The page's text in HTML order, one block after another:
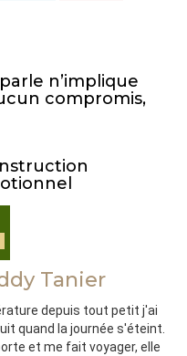
n’implique
compromis,
Tanier
depuis tout petit j'ai
quand la journée s'éteint.
et me fait voyager, elle